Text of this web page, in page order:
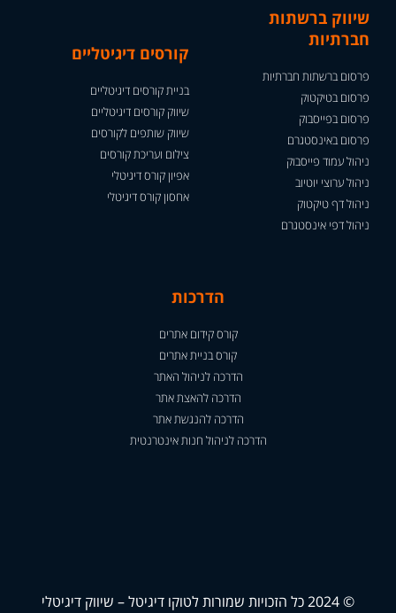
שיווק ברשתות
חברתיות
פרסום ברשתות חברתיות
פרסום בטיקטוק
פרסום בפייסבוק
פרסום באינסטגרם
ניהול עמוד פייסבוק
ניהול ערוצי יוטיוב
ניהול דף טיקטוק
ניהול דפי אינסטגרם
קורסים דיגיטליים
בניית קורסים דיגיטליים
שיווק קורסים דיגיטליים
שיווק שותפים לקורסים
צילום ועריכת קורסים
אפיון קורס דיגיטלי
אחסון קורס דיגיטלי
הדרכות
קורס קידום אתרים
קורס בניית אתרים
הדרכה לניהול האתר
הדרכה להאצת אתר
הדרכה להנגשת אתר
הדרכה לניהול חנות אינטרנטית
© 2024 כל הזכויות שמורות לטוקו דיגיטל – שיווק דיגיטלי